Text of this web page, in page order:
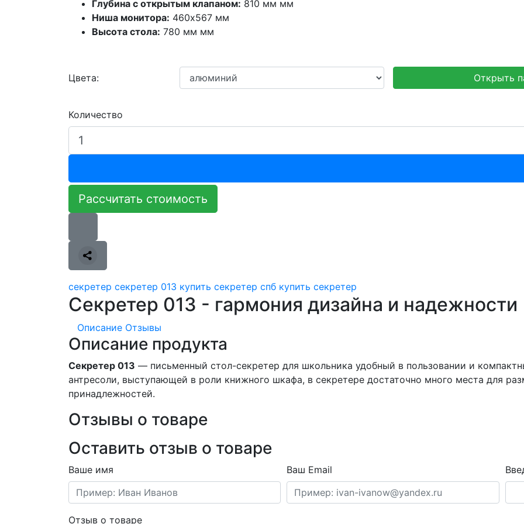
Глубина с открытым клапаном: 810 мм мм
Ниша монитора: 460х567 мм
Высота стола: 780 мм мм
Цвета: Открыть
Количество
Рассчитать стоимость
секретер секретер 013 купить секретер спб купить секретер
Секретер 013 - гармония дизайна и надежности
Описание Отзывы
Описание продукта
Секретер 013 — письменный стол-секретер для школьника удобный в пользовании и
антресоли, выступающей в роли книжного шкафа, в секретере достаточно много места для
принадлежностей.
Отзывы о товаре
Оставить отзыв о товаре
Ваше имя Ваш Email
Отзыв о товаре